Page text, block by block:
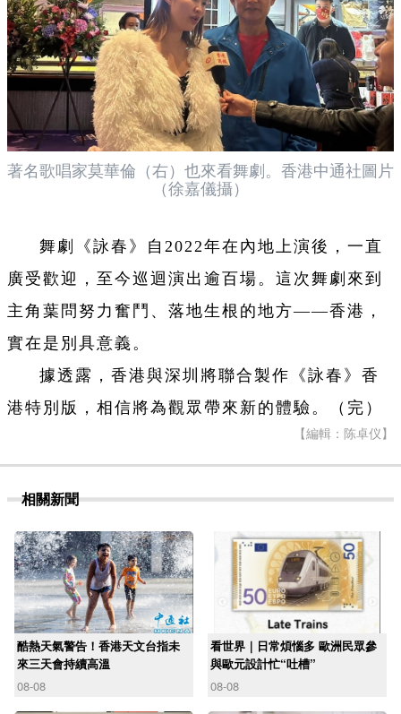
著名歌唱家莫華倫（右）也來看舞劇。 香港中通社圖片
（徐嘉儀攝）
舞劇《詠春》自2022年在內地上演後，一直
廣受歡迎，至今巡迴演出逾百場。這次舞劇來到
主角葉問努力奮鬥、落地生根的地方——香港，
實在是別具意義。
據透露，香港與深圳將聯合製作《詠春》香
港特別版，相信將為觀眾帶來新的體驗。
（完）
【編輯：陈卓仪】
相關新聞
酷熱天氣警告！香港天文台指未
來三天會持續高溫
08-08
看世界｜日常煩惱多 歐洲民眾參
與歐元設計忙“吐槽”
08-08